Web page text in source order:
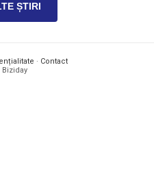
ȘTIRI
· Contact